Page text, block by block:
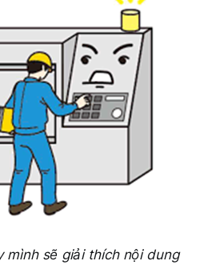
sẽ giải thích nội dung